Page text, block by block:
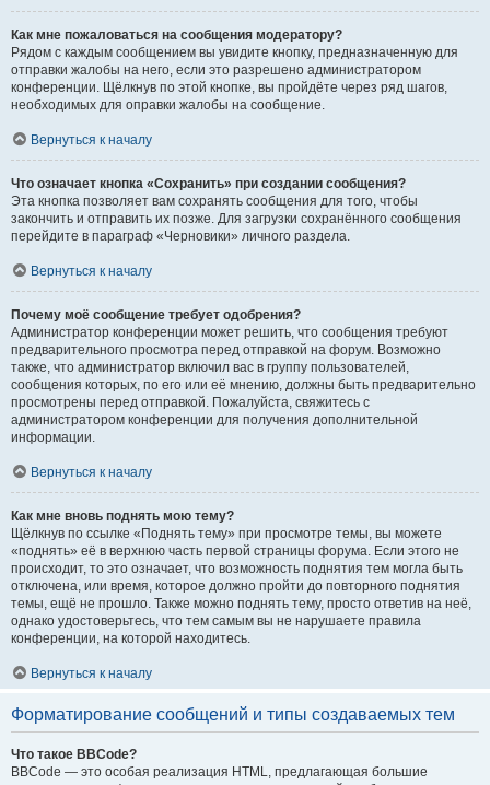
Как мне пожаловаться на сообщения модератору?
Рядом с каждым сообщением вы увидите кнопку, предназначенную для
отправки жалобы на него, если это разрешено администратором
конференции. Щёлкнув по этой кнопке, вы пройдёте через ряд шагов,
необходимых для оправки жалобы на сообщение.
Вернуться к началу
Что означает кнопка «Сохранить» при создании сообщения?
Эта кнопка позволяет вам сохранять сообщения для того, чтобы
закончить и отправить их позже. Для загрузки сохранённого сообщения
перейдите в параграф «Черновики» личного раздела.
Вернуться к началу
Почему моё сообщение требует одобрения?
Администратор конференции может решить, что сообщения требуют
предварительного просмотра перед отправкой на форум. Возможно
также, что администратор включил вас в группу пользователей,
сообщения которых, по его или её мнению, должны быть предварительно
просмотрены перед отправкой. Пожалуйста, свяжитесь с
администратором конференции для получения дополнительной
информации.
Вернуться к началу
Как мне вновь поднять мою тему?
Щёлкнув по ссылке «Поднять тему» при просмотре темы, вы можете
«поднять» её в верхнюю часть первой страницы форума. Если этого не
происходит, то это означает, что возможность поднятия тем могла быть
отключена, или время, которое должно пройти до повторного поднятия
темы, ещё не прошло. Также можно поднять тему, просто ответив на неё,
однако удостоверьтесь, что тем самым вы не нарушаете правила
конференции, на которой находитесь.
Вернуться к началу
Форматирование сообщений и типы создаваемых тем
Что такое BBCode?
BBCode — это особая реализация HTML, предлагающая большие